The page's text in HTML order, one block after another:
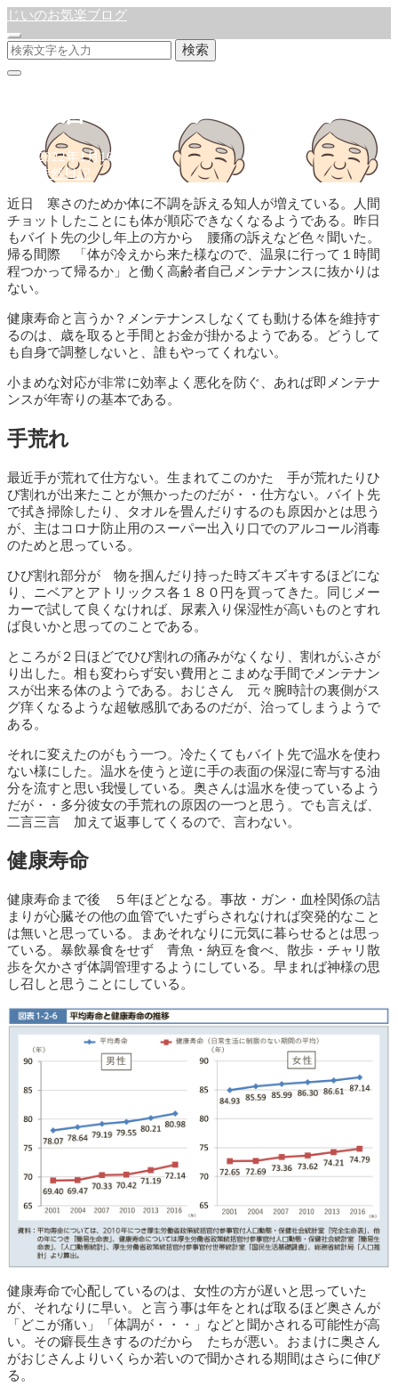
じいのお気楽ブログ
検索
体調管理
公開:2022年1月16日
徒然日記
近日 寒さのためか体に不調を訴える知人が増えている。人間
チョットしたことにも体が順応できなくなるようである。昨日
もバイト先の少し年上の方から 腰痛の訴えなど色々聞いた。
帰る間際 「体が冷えから来た様なので、温泉に行って１時間
程つかって帰るか」と働く高齢者自己メンテナンスに抜かりは
ない。
健康寿命と言うか？メンテナンスしなくても動ける体を維持す
るのは、歳を取ると手間とお金が掛かるようである。どうして
も自身で調整しないと、誰もやってくれない。
小まめな対応が非常に効率よく悪化を防ぐ、あれば即メンテナ
ンスが年寄りの基本である。
手荒れ
最近手が荒れて仕方ない。生まれてこのかた 手が荒れたりひ
び割れが出来たことが無かったのだが・・仕方ない。バイト先
で拭き掃除したり、タオルを畳んだりするのも原因かとは思う
が、主はコロナ防止用のスーパー出入り口でのアルコール消毒
のためと思っている。
ひび割れ部分が 物を掴んだり持った時ズキズキするほどにな
り、ニベアとアトリックス各１８０円を買ってきた。同じメー
カーで試して良くなければ、尿素入り保湿性が高いものとすれ
ば良いかと思ってのことである。
ところが２日ほどでひび割れの痛みがなくなり、割れがふさが
り出した。相も変わらず安い費用とこまめな手間でメンテナン
スが出来る体のようである。おじさん 元々腕時計の裏側がス
グ痒くなるような超敏感肌であるのだが、治ってしまうようで
ある。
それに変えたのがもう一つ。冷たくてもバイト先で温水を使わ
ない様にした。温水を使うと逆に手の表面の保湿に寄与する油
分を流すと思い我慢している。奥さんは温水を使っているよう
だが・・多分彼女の手荒れの原因の一つと思う。でも言えば、
二言三言 加えて返事してくるので、言わない。
健康寿命
健康寿命まで後 ５年ほどとなる。事故・ガン・血栓関係の詰
まりが心臓その他の血管でいたずらされなければ突発的なこと
は無いと思っている。まあそれなりに元気に暮らせるとは思っ
ている。暴飲暴食をせず 青魚・納豆を食べ、散歩・チャリ散
歩を欠かさず体調管理するようにしている。早まれば神様の思
し召しと思うことにしている。
健康寿命で心配しているのは、女性の方が遅いと思っていた
が、それなりに早い。と言う事は年をとれば取るほど奥さんが
「どこが痛い」「体調が・・・」などと聞かされる可能性が高
い。その癖長生きするのだから たちが悪い。おまけに奥さん
がおじさんよりいくらか若いので聞かされる期間はさらに伸び
る。